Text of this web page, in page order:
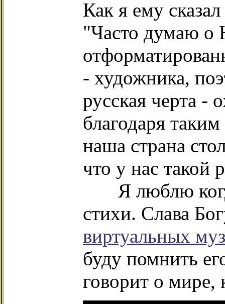
Как я ему
"Часто думаю о
- художника,
русская черта -
благодаря
наша страна
что у нас такой
Я люблю
стихи. Слава
виртуальных
буду помнить
говорит о мире,